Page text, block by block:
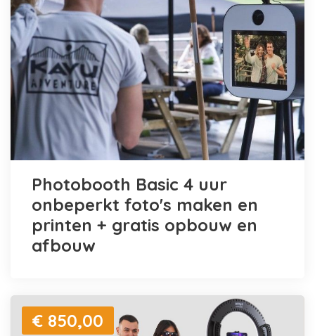
Photobooth Basic 4 uur
onbeperkt foto's maken en
printen + gratis opbouw en
afbouw
€ 850,00